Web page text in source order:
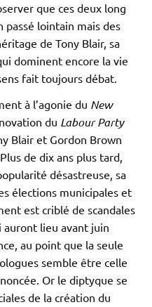
que ces deux long
lointain mais des
de Tony Blair, sa
dominent encore la vie
fait toujours débat.
à l’agonie du New
du Labour Party
Blair et Gordon Brown
de dix ans plus tard,
désastreuse, sa
élections municipales et
est criblé de scandales
lieu avant juin
au point que la seule
semble être celle
Or le diptyque se
de la création du